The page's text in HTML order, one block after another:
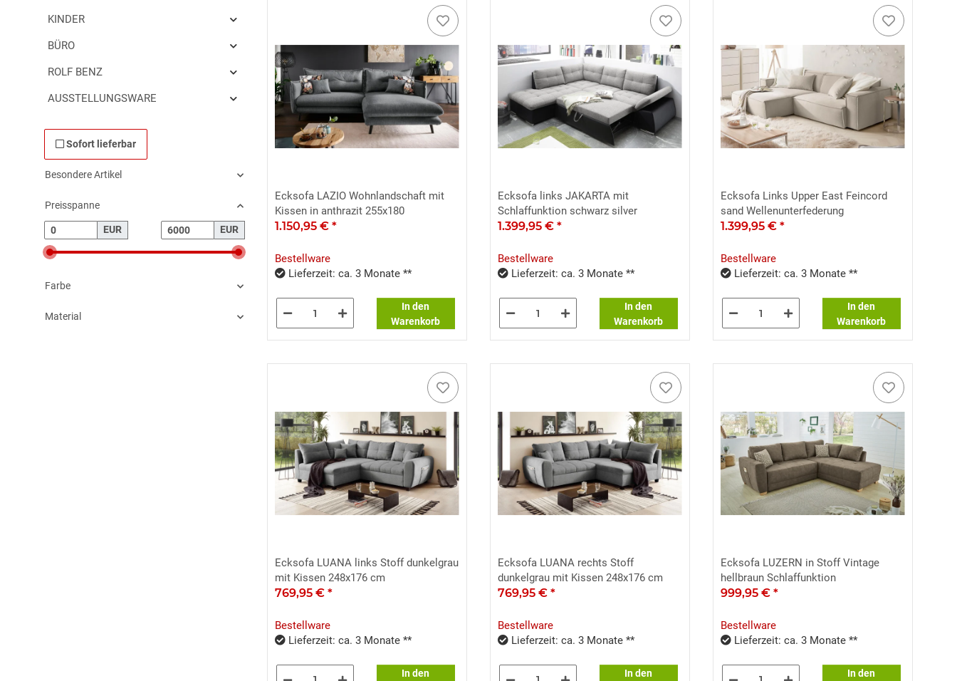
Ecksofa LAZIO Wohnlandschaft mit
Kissen in anthrazit 255x180
1.150,95 € *
Bestellware
Lieferzeit: ca. 3 Monate **
In den
Warenkorb
Ecksofa links JAKARTA mit
Schlaffunktion schwarz silver
1.399,95 € *
Bestellware
Lieferzeit: ca. 3 Monate **
In den
Warenkorb
Ecksofa Links Upper East Feincord
sand Wellenunterfederung
1.399,95 € *
Bestellware
Lieferzeit: ca. 3 Monate **
In den
Warenkorb
Ecksofa LUANA links Stoff dunkelgrau
mit Kissen 248x176 cm
769,95 € *
Bestellware
Lieferzeit: ca. 3 Monate **
In den
Ecksofa LUANA rechts Stoff
dunkelgrau mit Kissen 248x176 cm
769,95 € *
Bestellware
Lieferzeit: ca. 3 Monate **
In den
Ecksofa LUZERN in Stoff Vintage
hellbraun Schlaffunktion
999,95 € *
Bestellware
Lieferzeit: ca. 3 Monate **
In den
KINDER
BÜRO
ROLF BENZ
AUSSTELLUNGSWARE
Sofort lieferbar
Besondere Artikel
Preisspanne
EUR EUR
Farbe
Material